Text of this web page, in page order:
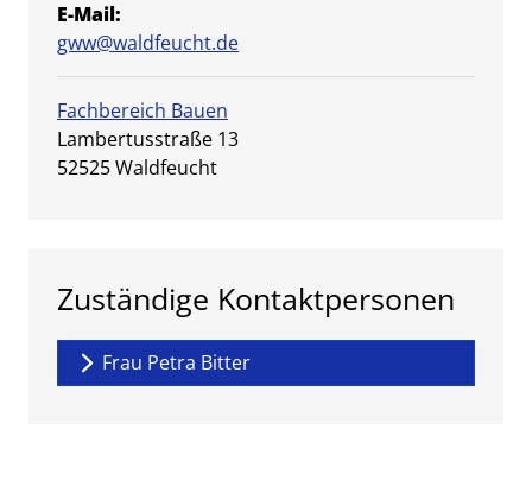
E-Mail:
gww@waldfeucht.de
Fachbereich Bauen
Straße:
Lambertusstraße Hausnummer:
13
PLZ:
52525Ort:
Waldfeucht
Zuständige Kontaktpersonen
Frau Petra Bitter